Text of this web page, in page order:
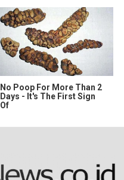
No Poop For More Than 2
Days - It's The First Sign
Of